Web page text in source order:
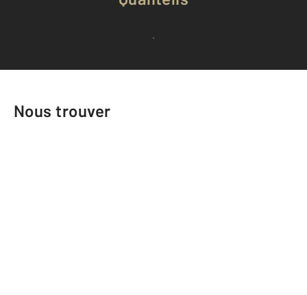
Voir tous les avis clients
Nous trouver